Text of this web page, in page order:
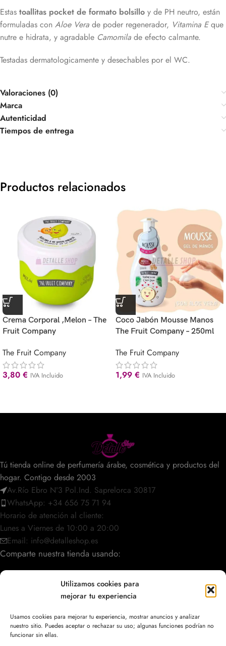
Utilizamos cookies para
mejorar tu experiencia
Usamos cookies para mejorar tu experiencia, mostrar anuncios y analizar
nuestro sitio. Puedes aceptar o rechazar su uso; algunas funciones podrían no
funcionar sin ellas.
Estas toallitas pocket de formato bolsillo y de PH neutro, están
formuladas con Aloe Vera de poder regenerador, Vitamina E que
nutre e hidrata, y agradable Camomila de efecto calmante.
Testadas dermatologicamente y desechables por el WC.
Valoraciones (0)
Marca
Autenticidad
Tiempos de entrega
Productos relacionados
Crema Corporal ,Melon – The
Fruit Company
The Fruit Company
3,80 € IVA Incluido
Coco Jabón Mousse Manos
The Fruit Company – 250ml
The Fruit Company
1,99 € IVA Incluido
Tú tienda online de perfumería árabe, cosmética y productos del
hogar. Contigo desde 2003
Av.Río Ebro Nº3 Pol.Ind. Saprelorca 30817
WhatsApp: +34 656 75 71 94
Horario de atención al cliente:
Lunes a Viernes de 10:00 a 20:00
Email: info@detalleshop.es
Comparte nuestra tienda usando:
POLÍTICAS / INFORMACIÓN
ACCESO RÁPIDO